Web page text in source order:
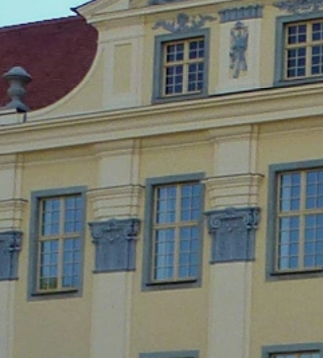
да предотвратите
тези данни от Google, като
https://tools.google.com/dlpage/
Възражение срещу
Можете да предотвратите
бисквитка за отказ, за да се
Disable Google Analytics
За повече информация как
https://support.google.com/
Изнесена обработка на данни
Сключихме споразумение с
изисквания на германските
You Tube
Нашият уебсайт използва
Бруно, Калифорния 94066, САЩ.
YouTube. Тук сървърът на
YouTube ви позволява да
излезете от акаунта си в
Subject*